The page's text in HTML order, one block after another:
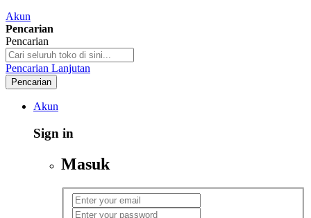
Akun
Pencarian
Pencarian
Pencarian Lanjutan
Pencarian
Akun
Sign in
Masuk